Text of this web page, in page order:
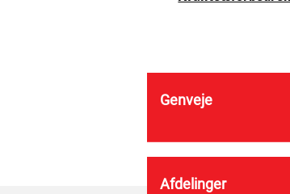
Genveje
Afdelinger